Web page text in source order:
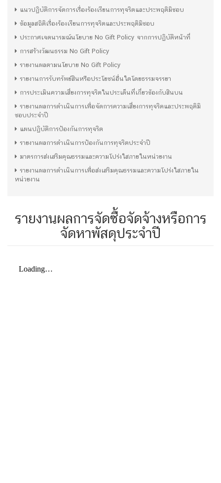
แนวปฏิบัติการจัดการเรื่องร้องเรียนการทุจริตและประพฤติมิชอบ
ข้อมูลสถิติเรื่องร้องเรียนการทุจริตและประพฤติมิชอบ
ประกาศเจตนารมณ์นโยบาย No Gift Policy จากการปฏิบัติหน้าที่
การสร้างวัฒนธรรม No Gift Policy
รายงานผลตามนโยบาย No Gift Policy
รายงานการรับทรัพย์สินหรือประโยชน์อื่นใดโดยธรรมจรรยา
การประเมินความเสี่ยงการทุจริตในประเด็นที่เกี่ยวข้องกับสินบน
รายงานผลการดำเนินการเพื่อจัดการความเสี่ยงการทุจริตและประพฤติมิ
ชอบประจำปี
แผนปฏิบัติการป้องกันการทุจริต
รายงานผลการดำเนินการป้องกันการทุจริตประจำปี
มาตรการส่งเสริมคุณธรรมและความโปร่งใสภายในหน่วยงาน
รายงานผลการดำเนินการเพื่อส่งเสริมคุณธรรมและความโปร่งใสภายใน
หน่วยงาน
รายงานผลการจัดซื้อจัดจ้างหรือการ
จัดหาพัสดุประจำปี